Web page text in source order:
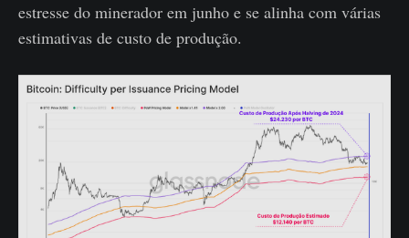
estresse do minerador em junho e se alinha com várias
estimativas de custo de produção.